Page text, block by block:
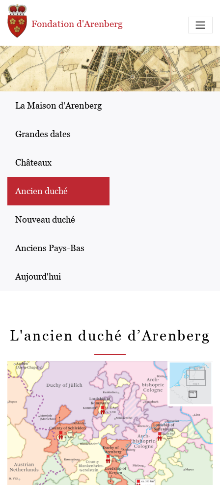
Aller au contenu principal
Fondation d'Arenberg
La Maison d'Arenberg
Grandes dates
Châteaux
Ancien duché
Nouveau duché
Anciens Pays-Bas
Aujourd'hui
L'ancien duché d’Arenberg